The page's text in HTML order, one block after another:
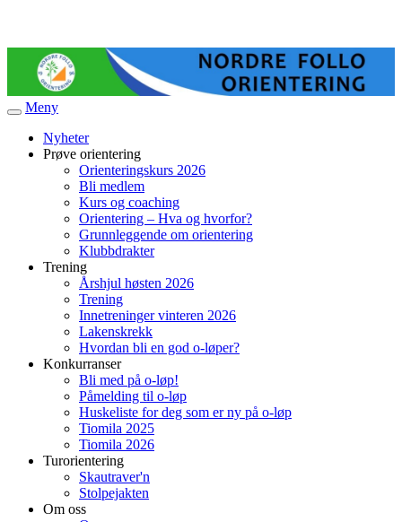
Veksle
navigasjon
Meny
Nyheter
Prøve orientering
Orienteringskurs 2026
Bli medlem
Kurs og coaching
Orientering – Hva og hvorfor?
Grunnleggende om orientering
Klubbdrakter
Trening
Årshjul høsten 2026
Trening
Innetreninger vinteren 2026
Lakenskrekk
Hvordan bli en god o-løper?
Konkurranser
Bli med på o-løp!
Påmelding til o-løp
Huskeliste for deg som er ny på o-løp
Tiomila 2025
Tiomila 2026
Turorientering
Skautraver'n
Stolpejakten
Om oss